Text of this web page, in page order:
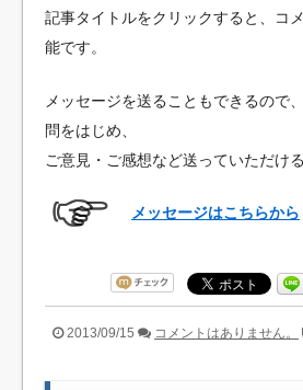
記事タイトルをクリックすると、コ
能です。
メッセージを送ることもできるので
問をはじめ、
ご意見・ご感想など送っていただけ
メッセージはこちらから
2013/09/15 コメントはありません。